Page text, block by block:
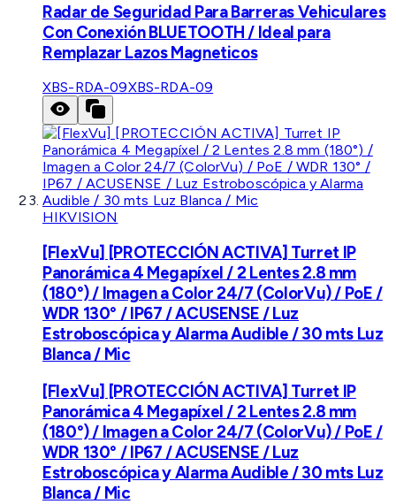
Radar de Seguridad Para Barreras Vehiculares
Con Conexión BLUETOOTH / Ideal para
Remplazar Lazos Magneticos
XBS-RDA-09XBS-RDA-09
HIKVISION
[FlexVu] [PROTECCIÓN ACTIVA] Turret IP
Panorámica 4 Megapíxel / 2 Lentes 2.8 mm
(180°) / Imagen a Color 24/7 (ColorVu) / PoE /
WDR 130° / IP67 / ACUSENSE / Luz
Estroboscópica y Alarma Audible / 30 mts Luz
Blanca / Mic
[FlexVu] [PROTECCIÓN ACTIVA] Turret IP
Panorámica 4 Megapíxel / 2 Lentes 2.8 mm
(180°) / Imagen a Color 24/7 (ColorVu) / PoE /
WDR 130° / IP67 / ACUSENSE / Luz
Estroboscópica y Alarma Audible / 30 mts Luz
Blanca / Mic